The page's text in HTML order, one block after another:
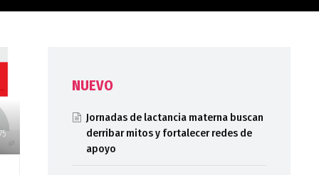
NUEVO
Jornadas de lactancia materna buscan
derribar mitos y fortalecer redes de
apoyo